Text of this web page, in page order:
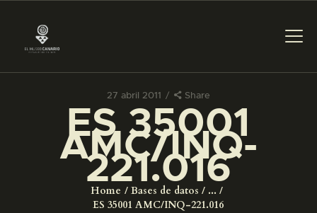
27 abril 2011 Share
ES 35001
AMC/INQ-
221.016
Home Bases de datos
...
ES 35001 AMC/INQ-221.016
PREPARAR LA VISITA
ACTIVIDADES